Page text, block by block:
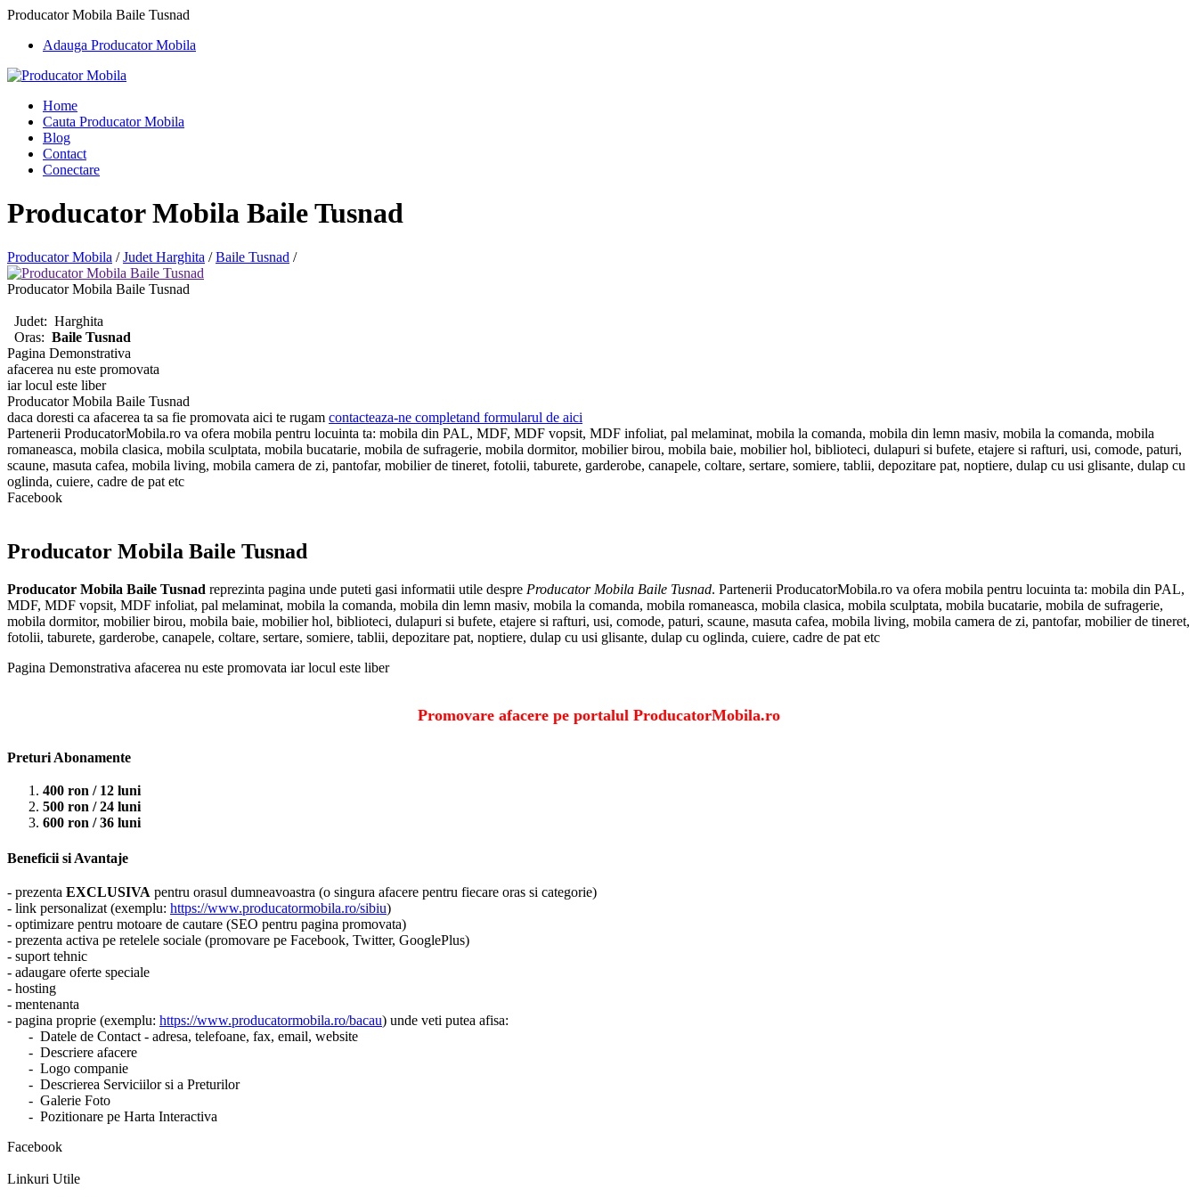
Producator Mobila Baile Tusnad
Adauga Producator Mobila
Home
Cauta Producator Mobila
Blog
Contact
Conectare
Producator Mobila Baile Tusnad
Producator Mobila /Judet Harghita /Baile Tusnad /
Producator Mobila Baile Tusnad
Judet: Harghita
Oras: Baile Tusnad
Pagina Demonstrativa
afacerea nu este promovata
iar locul este liber
Producator Mobila Baile Tusnad
daca doresti ca afacerea ta sa fie promovata aici te rugam contacteaza-ne completand formularul de aici
Partenerii ProducatorMobila.ro va ofera mobila pentru locuinta ta: mobila din PAL, MDF, MDF vopsit, MDF infoliat, pal melaminat, mobila la comanda, mobila din lemn masiv, mobila la comanda, mobila
romaneasca, mobila clasica, mobila sculptata, mobila bucatarie, mobila de sufragerie, mobila dormitor, mobilier birou, mobila baie, mobilier hol, biblioteci, dulapuri si bufete, etajere si rafturi, usi, comode, paturi,
scaune, masuta cafea, mobila living, mobila camera de zi, pantofar, mobilier de tineret, fotolii, taburete, garderobe, canapele, coltare, sertare, somiere, tablii, depozitare pat, noptiere, dulap cu usi glisante, dulap cu
oglinda, cuiere, cadre de pat etc
Facebook
Producator Mobila Baile Tusnad
Producator Mobila Baile Tusnad reprezinta pagina unde puteti gasi informatii utile despre Producator Mobila Baile Tusnad. Partenerii ProducatorMobila.ro va ofera mobila pentru locuinta ta: mobila din PAL,
MDF, MDF vopsit, MDF infoliat, pal melaminat, mobila la comanda, mobila din lemn masiv, mobila la comanda, mobila romaneasca, mobila clasica, mobila sculptata, mobila bucatarie, mobila de sufragerie,
mobila dormitor, mobilier birou, mobila baie, mobilier hol, biblioteci, dulapuri si bufete, etajere si rafturi, usi, comode, paturi, scaune, masuta cafea, mobila living, mobila camera de zi, pantofar, mobilier de tineret,
fotolii, taburete, garderobe, canapele, coltare, sertare, somiere, tablii, depozitare pat, noptiere, dulap cu usi glisante, dulap cu oglinda, cuiere, cadre de pat etc
Pagina Demonstrativa afacerea nu este promovata iar locul este liber
Promovare afacere pe portalul ProducatorMobila.ro
Preturi Abonamente
400 ron / 12 luni
500 ron / 24 luni
600 ron / 36 luni
Beneficii si Avantaje
- prezenta EXCLUSIVA pentru orasul dumneavoastra (o singura afacere pentru fiecare oras si categorie)
- link personalizat (exemplu: https://www.producatormobila.ro/sibiu)
- optimizare pentru motoare de cautare (SEO pentru pagina promovata)
- prezenta activa pe retelele sociale (promovare pe Facebook, Twitter, GooglePlus)
- suport tehnic
- adaugare oferte speciale
- hosting
- mentenanta
- pagina proprie (exemplu: https://www.producatormobila.ro/bacau) unde veti putea afisa:
- Datele de Contact - adresa, telefoane, fax, email, website
- Descriere afacere
- Logo companie
- Descrierea Serviciilor si a Preturilor
- Galerie Foto
- Pozitionare pe Harta Interactiva
Facebook
Linkuri Utile